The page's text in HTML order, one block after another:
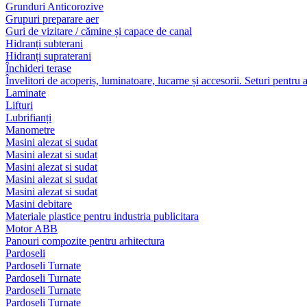
Grunduri Anticorozive
Grupuri preparare aer
Guri de vizitare / cămine și capace de canal
Hidranți subterani
Hidranți supraterani
Închideri terase
Învelitori de acoperiș, luminatoare, lucarne și accesorii. Seturi pentru
Laminate
Lifturi
Lubrifianți
Manometre
Masini alezat si sudat
Masini alezat si sudat
Masini alezat si sudat
Masini alezat si sudat
Masini alezat si sudat
Masini debitare
Materiale plastice pentru industria publicitara
Motor ABB
Panouri compozite pentru arhitectura
Pardoseli
Pardoseli Turnate
Pardoseli Turnate
Pardoseli Turnate
Pardoseli Turnate